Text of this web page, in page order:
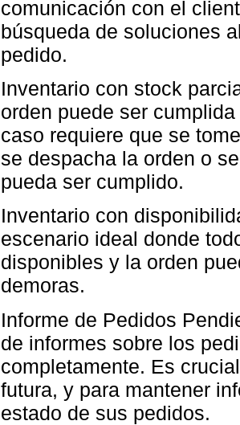
comunicación con el
búsqueda de soluciones
pedido.
Inventario con stock
orden puede ser
caso requiere que se
se despacha la orden o
pueda ser cumplido.
Inventario con
escenario ideal donde
disponibles y la orden
demoras.
Informe de Pedidos
de informes sobre los
completamente. Es
futura, y para mantener
estado de sus pedidos.